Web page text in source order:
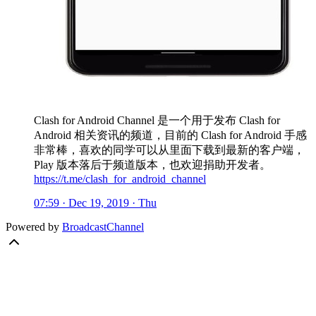
Clash for Android Channel 是一个用于发布 Clash for
Android 相关资讯的频道，目前的 Clash for Android 手感
非常棒，喜欢的同学可以从里面下载到最新的客户端，
Play 版本落后于频道版本，也欢迎捐助开发者。
https://t.me/clash_for_android_channel
07:59 · Dec 19, 2019 · Thu
Powered by BroadcastChannel